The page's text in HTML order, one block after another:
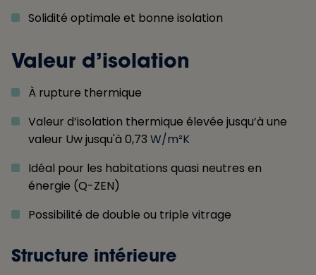
Solidité optimale et bonne isolation
Valeur d’isolation
À rupture thermique
Valeur d’isolation thermique élevée jusqu’à une
valeur Uw jusqu'à 0,73 W/m²K
Idéal pour les habitations quasi neutres en
énergie (Q-ZEN)
Possibilité de double ou triple vitrage
Structure intérieure